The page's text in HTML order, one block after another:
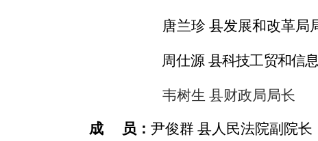
唐兰珍 县发展和改革局
周仕源 县科技工贸和信
韦树生 县财政局局长
成 员：尹俊群 县人民法院副院长